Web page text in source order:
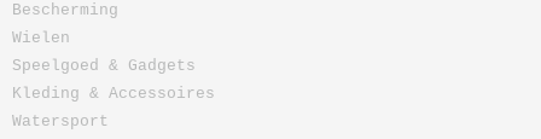
Bescherming
Wielen
Speelgoed & Gadgets
Kleding & Accessoires
Watersport